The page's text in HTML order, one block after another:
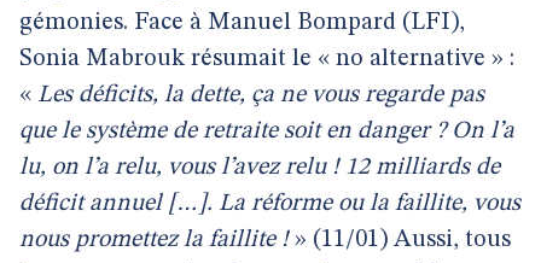
gémonies. Face à Manuel Bompard (LFI),
Sonia Mabrouk résumait le « no alternative » :
« Les déficits, la dette, ça ne vous regarde pas
que le système de retraite soit en danger ? On l’a
lu, on l’a relu, vous l’avez relu ! 12 milliards de
déficit annuel […]. La réforme ou la faillite, vous
nous promettez la faillite !» (11/01) Aussi, tous